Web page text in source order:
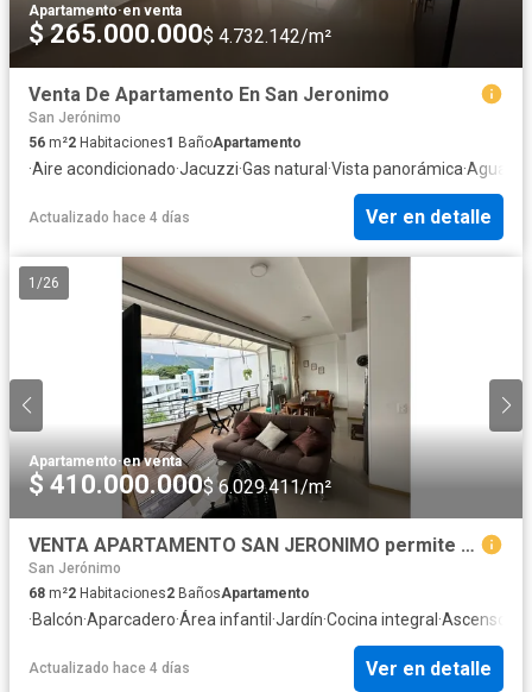
Apartamento·en venta
$ 265.000.000$ 4.732.142/m²
Venta De Apartamento En San Jeronimo
San Jerónimo
56 m²2 Habitaciones1 BañoApartamento
·Aire acondicionado·Jacuzzi·Gas natural ·Vista panorámica·Agua
Actualizado hace 4 días Ver en detalle
1 /26
Apartamento·en venta
$ 410.000.000$ 6.029.411/m²
VENTA APARTAMENTO SAN JERONIMO permite alquiler por plataforma
San Jerónimo
68 m²2 Habitaciones2 BañosApartamento
·Balcón·Aparcadero·Área infantil ·Jardín·Cocina integral ·Ascensor
Actualizado hace 4 días Ver en detalle